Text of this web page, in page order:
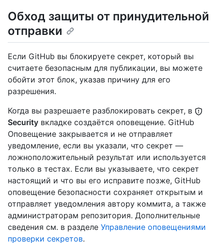
Обход защиты от принудительной
отправки
Если GitHub вы блокируете секрет, который вы
считаете безопасным для публикации, вы можете
обойти этот блок, указав причину для его
разрешения.
Когда вы разрешаете разблокировать секрет, в
Security вкладке создаётся оповещение. GitHub
Оповещение закрывается и не отправляет
уведомление, если вы указали, что секрет —
ложноположительный результат или используется
только в тестах. Если вы указываете, что секрет
настоящий и что вы его исправите позже, GitHub
оповещение безопасности сохраняет открытым и
отправляет уведомления автору коммита, а также
администраторам репозитория. Дополнительные
сведения см. в разделе Управление оповещениями
проверки секретов.